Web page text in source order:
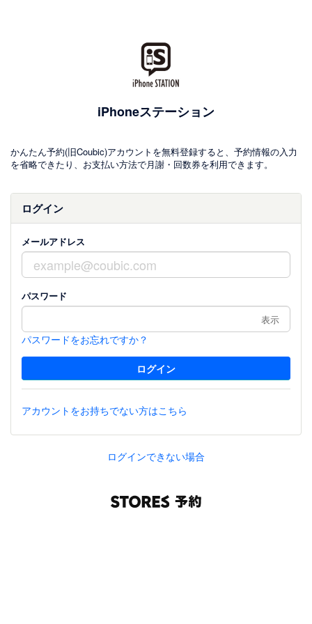
iPhoneステーション
かんたん予約(旧Coubic)アカウントを無料登録すると、予約情報の入力
を省略できたり、お支払い方法で月謝・回数券を利用できます。
ログイン
メールアドレス
パスワード
表示
パスワードをお忘れですか？
アカウントをお持ちでない方はこちら
ログインできない場合